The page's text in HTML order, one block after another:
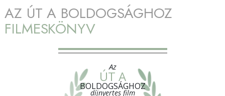
AZ ÚT A BOLDOGSÁGHOZ
FILMESKÖNYV
Az
ÚT A
BOLDOGSÁGHOZ
díjnyertes film